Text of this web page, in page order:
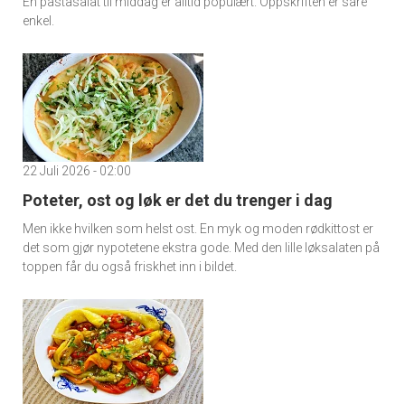
enkel.
22 Juli 2026 - 02:00
Poteter, ost og løk er det du trenger i dag
Men ikke hvilken som helst ost. En myk og moden rødkittost er
det som gjør nypotetene ekstra gode. Med den lille løksalaten på
toppen får du også friskhet inn i bildet.